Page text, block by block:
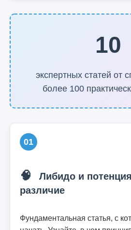
10
экспертных статей от
более 100
01
🧠
Либидо и
различие
Фундаментальная статья, с